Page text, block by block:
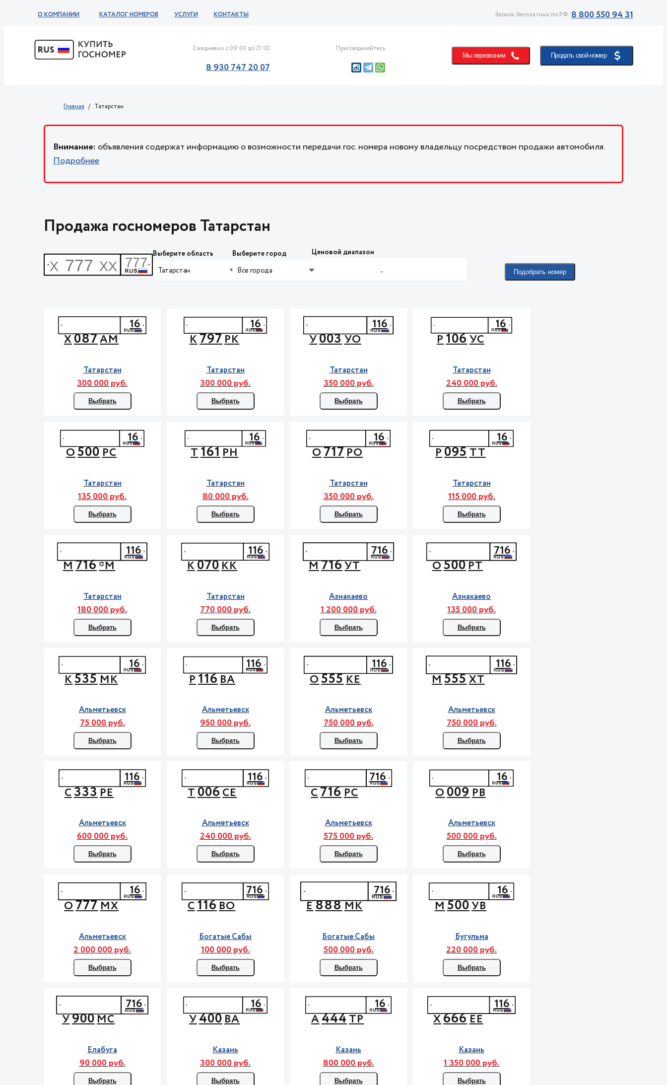
О КОМПАНИИ КАТАЛОГ НОМЕРОВ УСЛУГИ КОНТАКТЫ Звонок бесплатных по РФ: 8 800 550 94 31
Ежедневно с 09:00 до 21:00
8 930 747 20 07
Присоединяйтесь
Мы перезвоним Продать свой номер
Главная Татарстан
Внимание: объявления содержат информацию о возможности передачи гос. номера новому владельцу посредством продажи автомобиля.
Подробнее
Продажа госномеров Татарстан
Выберите область
Татарстан
Выберите город
Все города
Ценовой диапазон
- Подобрать номер
Х087АМ
16
Татарстан
300 000 руб.
Выбрать
К797РК
16
Татарстан
300 000 руб.
Выбрать
У003УО
116
Татарстан
350 000 руб.
Выбрать
Р106УС
16
Татарстан
240 000 руб.
Выбрать
О500РС
16
Татарстан
135 000 руб.
Выбрать
Т161РН
16
Татарстан
80 000 руб.
Выбрать
О717РО
16
Татарстан
350 000 руб.
Выбрать
Р095ТТ
16
Татарстан
115 000 руб.
Выбрать
М716*М
116
Татарстан
180 000 руб.
Выбрать
К070КК
116
Татарстан
770 000 руб.
Выбрать
М716УТ
716
Азнакаево
1 200 000 руб.
Выбрать
О500РТ
716
Азнакаево
135 000 руб.
Выбрать
К535МК
16
Альметьевск
75 000 руб.
Выбрать
Р116ВА
116
Альметьевск
950 000 руб.
Выбрать
О555КЕ
116
Альметьевск
750 000 руб.
Выбрать
М555ХТ
116
Альметьевск
750 000 руб.
Выбрать
С333РЕ
116
Альметьевск
600 000 руб.
Выбрать
Т006СЕ
116
Альметьевск
240 000 руб.
Выбрать
С716РС
716
Альметьевск
575 000 руб.
Выбрать
О009РВ
16
Альметьевск
500 000 руб.
Выбрать
О777МХ
16
Альметьевск
2 000 000 руб.
Выбрать
С116ВО
716
Богатые Сабы
100 000 руб.
Выбрать
Е888МК
716
Богатые Сабы
500 000 руб.
Выбрать
М500УВ
16
Бугульма
220 000 руб.
Выбрать
У900МС
716
Елабуга
90 000 руб.
Выбрать
У400ВА
16
Казань
300 000 руб.
Выбрать
А444ТР
16
Казань
800 000 руб.
Выбрать
Х666ЕЕ
116
Казань
1 350 000 руб.
Выбрать